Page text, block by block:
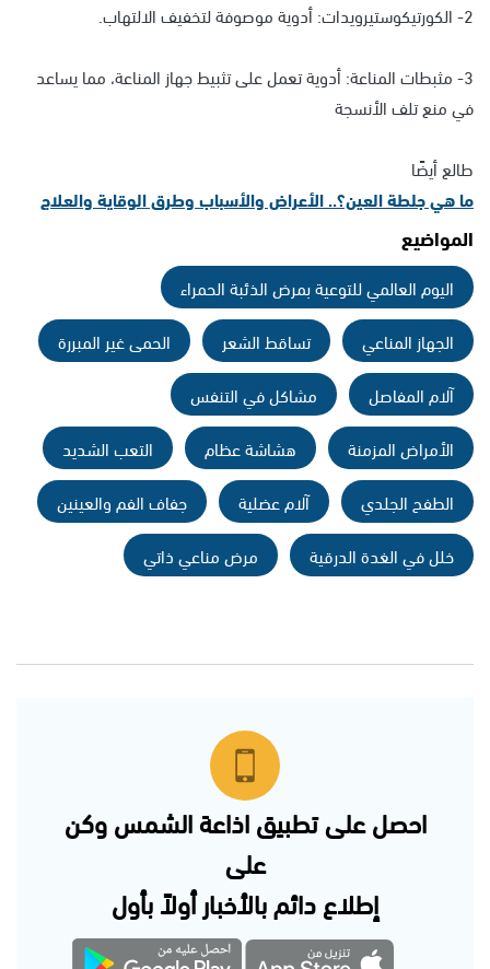
2- الكورتيكوستيرويدات: أدوية موصوفة لتخفيف الالتهاب.
3- مثبطات المناعة: أدوية تعمل على تثبيط جهاز المناعة، مما يساعد
في منع تلف الأنسجة
طالع أيضًا
ما هي جلطة العين؟.. الأعراض والأسباب وطرق الوقاية والعلاج
المواضيع
اليوم العالمي للتوعية بمرض الذئبة الحمراء
الجهاز المناعي
تساقط الشعر
الحمى غير المبررة
آلام المفاصل
مشاكل في التنفس
الأمراض المزمنة
هشاشة عظام
التعب الشديد
الطفح الجلدي
آلام عضلية
جفاف الفم والعينين
خلل في الغدة الدرقية
مرض مناعي ذاتي
احصل على تطبيق اذاعة الشمس وكن
على
إطلاع دائم بالأخبار أولاً بأول